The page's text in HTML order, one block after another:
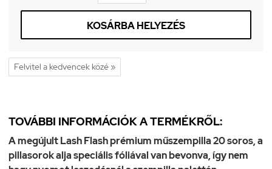
KOSÁRBA HELYEZÉS
Felvitel a kedvencek közé »
TOVÁBBI INFORMÁCIÓK A TERMÉKRŐL:
A megújult Lash Flash prémium műszempilla 20 soros, a
pillasorok alja speciális fóliával van bevonva, így nem